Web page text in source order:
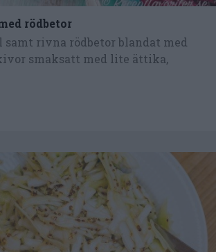
rödbetor
rivna rödbetor blandat med
smaksatt med lite ättika,